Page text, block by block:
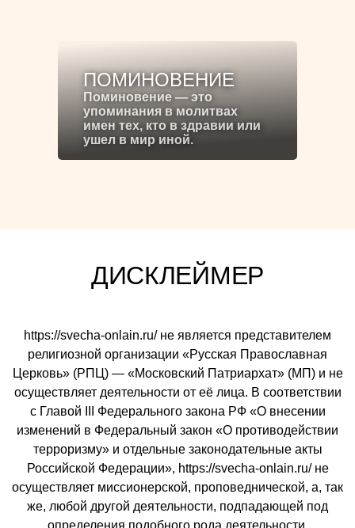
ПОМИНОВЕНИЕ
Поминовение — это
упоминания в молитвах
имен тех, кто в здравии или
ушел в мир иной.
ДИСКЛЕЙМЕР
https://svecha-onlain.ru/ не является представителем
религиозной организации «Русская Православная
Церковь» (РПЦ) — «Московский Патриархат» (МП) и не
осуществляет деятельности от её лица. В соответствии
с Главой III Федерального закона РФ «О внесении
изменений в Федеральный закон «О противодействии
терроризму» и отдельные законодательные акты
Российской Федерации», https://svecha-onlain.ru/ не
осуществляет миссионерской, проповеднической, а, так
же, любой другой деятельности, подпадающей под